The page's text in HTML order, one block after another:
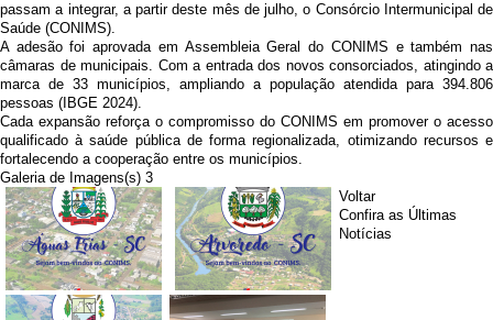
passam a integrar, a partir deste mês de julho, o Consórcio Intermunicipal de
Saúde (CONIMS).
A adesão foi aprovada em Assembleia Geral do CONIMS e também nas
câmaras de municipais. Com a entrada dos novos consorciados, atingindo a
marca de 33 municípios, ampliando a população atendida para 394.806
pessoas (IBGE 2024).
Cada expansão reforça o compromisso do CONIMS em promover o acesso
qualificado à saúde pública de forma regionalizada, otimizando recursos e
fortalecendo a cooperação entre os municípios.
Galeria de Imagens(s) 3
Voltar
Confira as Últimas
Notícias